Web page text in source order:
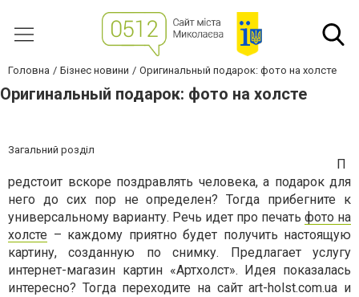
Головна Бізнес новини Оригинальный подарок: фото на холсте
Оригинальный подарок: фото на холсте
Загальний розділ
П
редстоит вскоре поздравлять человека, а подарок для
него до сих пор не определен? Тогда прибегните к
универсальному варианту. Речь идет про печать фото на
холсте – каждому приятно будет получить настоящую
картину, созданную по снимку. Предлагает услугу
интернет-магазин картин «Артхолст». Идея показалась
интересно? Тогда переходите на сайт art-holst.com.ua и